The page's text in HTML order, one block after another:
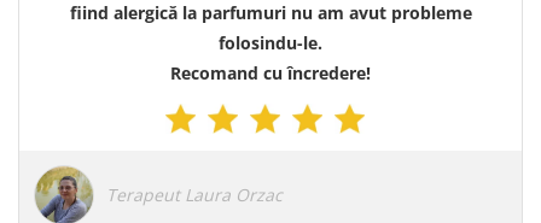
fiind alergică la parfumuri nu am avut probleme
folosindu-le.
Recomand cu încredere!
Terapeut Laura Orzac